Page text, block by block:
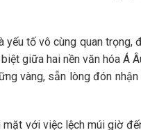
tố vô cùng quan
giữa hai nền văn hóa Á
vàng, sẵn lòng đón
với việc lệch múi giờ